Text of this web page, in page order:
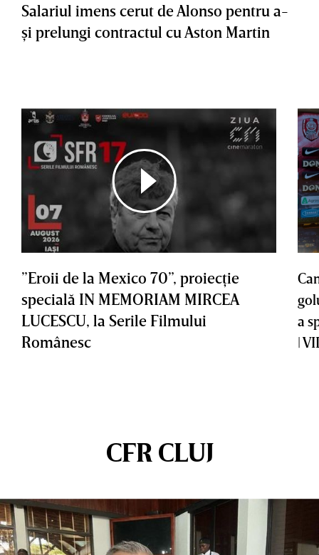
Salariul imens cerut de Alonso pentru a-
şi prelungi contractul cu Aston Martin
”Eroii de la Mexico 70”, proiecţie
specială IN MEMORIAM MIRCEA
LUCESCU, la Serile Filmului
Românesc
a
|
CFR CLUJ